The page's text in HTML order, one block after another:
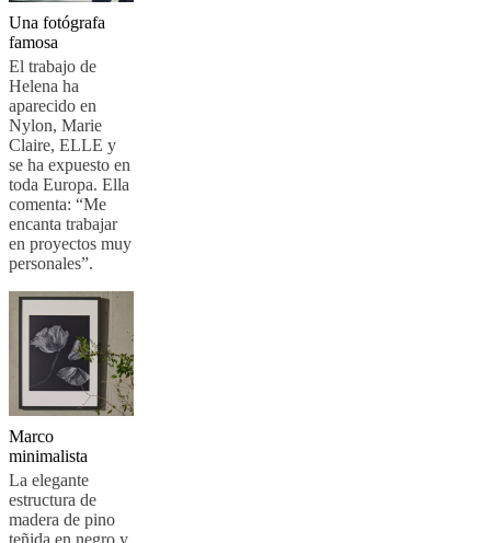
Una fotógrafa
famosa
El trabajo de
Helena ha
aparecido en
Nylon, Marie
Claire, ELLE y
se ha expuesto en
toda Europa. Ella
comenta: “Me
encanta trabajar
en proyectos muy
personales”.
Marco
minimalista
La elegante
estructura de
madera de pino